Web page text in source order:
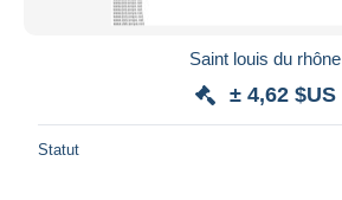
Saint louis du rhône
± 4,62 $US
Statut